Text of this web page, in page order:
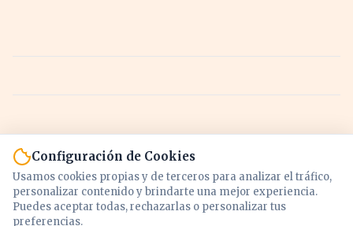
Configuración de Cookies
Usamos cookies propias y de terceros para analizar el tráfico,
personalizar contenido y brindarte una mejor experiencia.
Puedes aceptar todas, rechazarlas o personalizar tus
preferencias.